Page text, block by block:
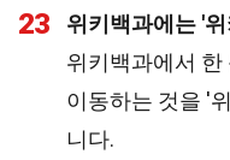
23
위키백과에는 '
위키백과에서 한
이동하는 것을 '
니다.